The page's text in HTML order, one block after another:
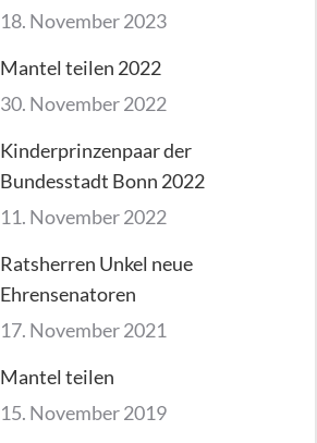
18. November 2023
Mantel teilen 2022
30. November 2022
Kinderprinzenpaar der
Bundesstadt Bonn 2022
11. November 2022
Ratsherren Unkel neue
Ehrensenatoren
17. November 2021
Mantel teilen
15. November 2019